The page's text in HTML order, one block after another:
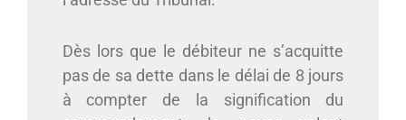
Dès lors que le débiteur ne s’acquitte
pas de sa dette dans le délai de 8 jours
à compter de la signification du